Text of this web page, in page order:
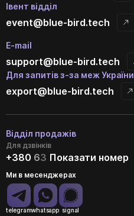
Івент відділ
event@blue-bird.tech
E-mail
support@blue-bird.tech
Для запитів з-за меж України
export@blue-bird.tech
Відділ продажів
Для дзвінків
+380 63 Показати номер
Ми в месенджерах
telegramwhatsapp signal